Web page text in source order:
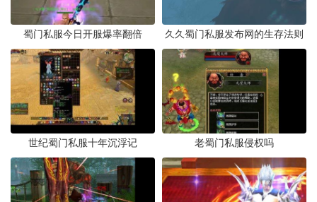
蜀门私服今日开服爆率翻倍 久久蜀门私服发布网的生存法则
世纪蜀门私服十年沉浮记 老蜀门私服侵权吗